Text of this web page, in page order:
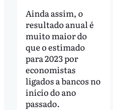
Ainda assim, o
resultado anual é
muito maior do
que o estimado
para 2023 por
economistas
ligados a bancos no
início do ano
passado.